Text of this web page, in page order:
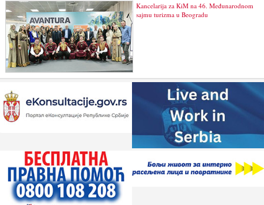
Kancelarija za KiM na 46. Međunarodnom
sajmu turizma u Beogradu